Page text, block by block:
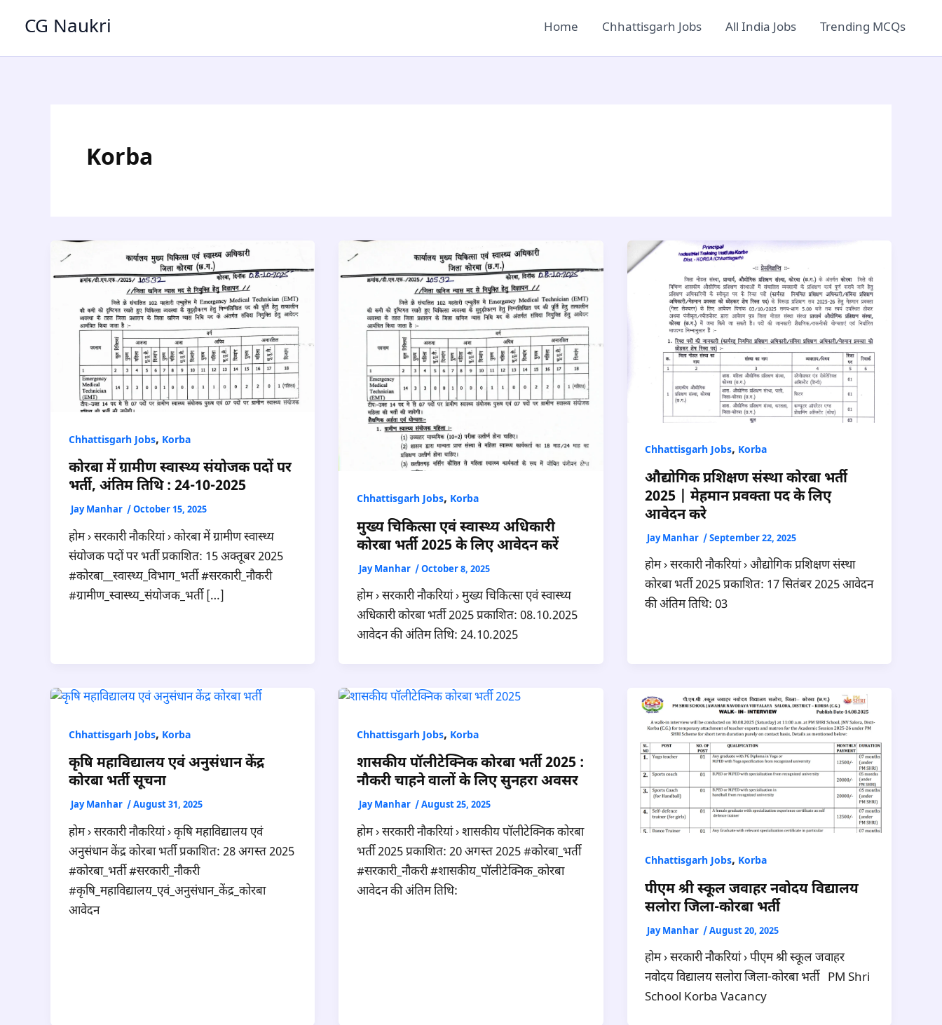
CG Naukri Home Chhattisgarh Jobs All India Jobs Trending MCQs
Korba
Chhattisgarh Jobs, Korba
कोरबा में ग्रामीण स्वास्थ्य संयोजक पदों पर
भर्ती, अंतिम तिथि : 24-10-2025
Jay Manhar /October 15, 2025
होम › सरकारी नौकरियां › कोरबा में ग्रामीण स्वास्थ्य
संयोजक पदों पर भर्ती प्रकाशित: 15 अक्तूबर 2025
#कोरबा__स्वास्थ्य_विभाग_भर्ती #सरकारी_नौकरी
#ग्रामीण_स्वास्थ्य_संयोजक_भर्ती […]
Chhattisgarh Jobs, Korba
मुख्य चिकित्सा एवं स्वास्थ्य अधिकारी
कोरबा भर्ती 2025 के लिए आवेदन करें
Jay Manhar /October 8, 2025
होम › सरकारी नौकरियां › मुख्य चिकित्सा एवं स्वास्थ्य
अधिकारी कोरबा भर्ती 2025 प्रकाशित: 08.10.2025
आवेदन की अंतिम तिथि: 24.10.2025
Chhattisgarh Jobs, Korba
औद्योगिक प्रशिक्षण संस्था कोरबा भर्ती
2025 | मेहमान प्रवक्ता पद के लिए
आवेदन करे
Jay Manhar /September 22, 2025
होम › सरकारी नौकरियां › औद्योगिक प्रशिक्षण संस्था
कोरबा भर्ती 2025 प्रकाशित: 17 सितंबर 2025 आवेदन
की अंतिम तिथि: 03
Chhattisgarh Jobs, Korba
कृषि महाविद्यालय एवं अनुसंधान केंद्र
कोरबा भर्ती सूचना
Jay Manhar /August 31, 2025
होम › सरकारी नौकरियां › कृषि महाविद्यालय एवं
अनुसंधान केंद्र कोरबा भर्ती प्रकाशित: 28 अगस्त 2025
#कोरबा_भर्ती #सरकारी_नौकरी
#कृषि_महाविद्यालय_एवं_अनुसंधान_केंद्र_कोरबा
आवेदन
Chhattisgarh Jobs, Korba
शासकीय पॉलीटेक्निक कोरबा भर्ती 2025 :
नौकरी चाहने वालों के लिए सुनहरा अवसर
Jay Manhar /August 25, 2025
होम › सरकारी नौकरियां › शासकीय पॉलीटेक्निक कोरबा
भर्ती 2025 प्रकाशित: 20 अगस्त 2025 #कोरबा_भर्ती
#सरकारी_नौकरी #शासकीय_पॉलीटेक्निक_कोरबा
आवेदन की अंतिम तिथि:
Chhattisgarh Jobs, Korba
पीएम श्री स्कूल जवाहर नवोदय विद्यालय
सलोरा जिला-कोरबा भर्ती
Jay Manhar /August 20, 2025
होम › सरकारी नौकरियां › पीएम श्री स्कूल जवाहर
नवोदय विद्यालय सलोरा जिला-कोरबा भर्ती PM Shri
School Korba Vacancy